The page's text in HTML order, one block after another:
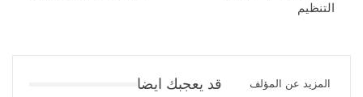
التنظيم
قد يعجبك ايضا المزيد عن المؤلف